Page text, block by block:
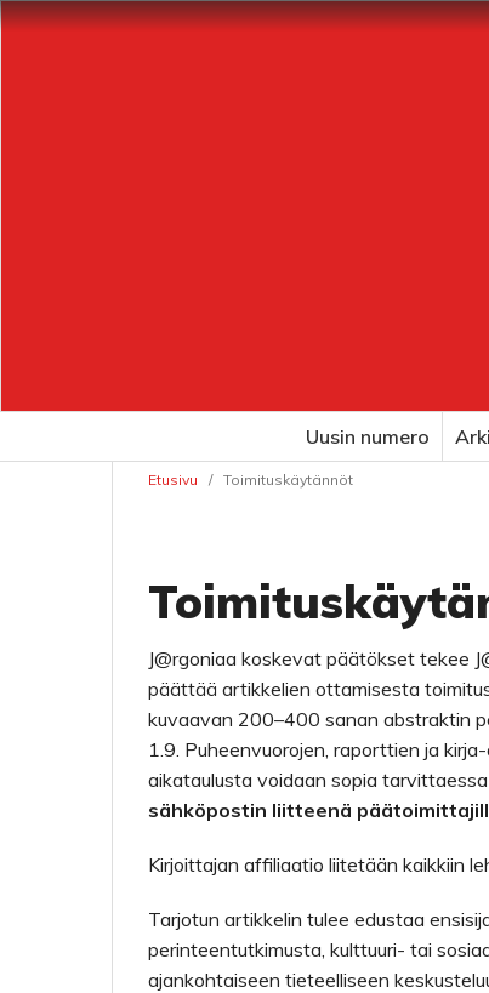
Uusin numero
Etusivu / Toimituskäytännöt
J@rgoniaa koskevat päätökset tekee
päättää artikkelien ottamisesta
kuvaavan 200–400 sanan abstraktin
1.9. Puheenvuorojen, raporttien ja
aikataulusta voidaan sopia
sähköpostin liitteenä
Kirjoittajan affiliaatio liitetään kaikkiin
Tarjotun artikkelin tulee edustaa
perinteentutkimusta, kulttuuri- tai
ajankohtaiseen tieteelliseen